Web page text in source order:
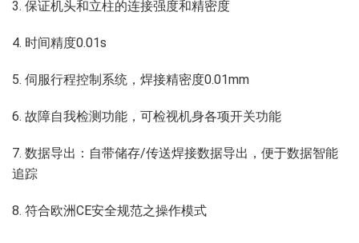
3. 保证机头和立柱的连接强度和精密度
4. 时间精度0.01s
5. 伺服行程控制系统，焊接精密度0.01mm
6. 故障自我检测功能，可检视机身各项开关功能
7. 数据导出：自带储存/传送焊接数据导出，便于数据智能
追踪
8. 符合欧洲CE安全规范之操作模式